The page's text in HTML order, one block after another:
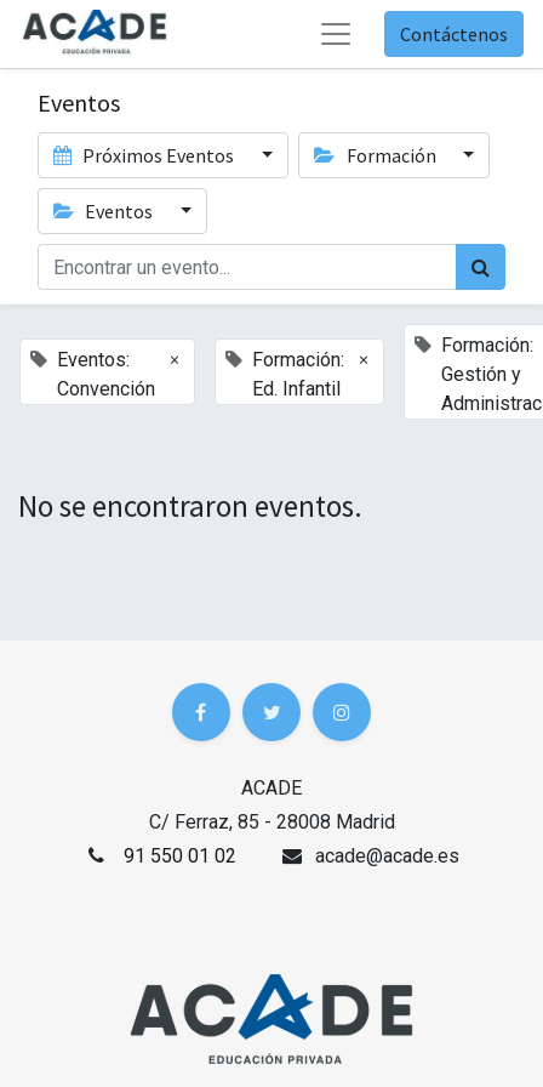
Contáctenos
Eventos
Próximos Eventos Formación
Eventos
Eventos:
Convención
×
Formación:
Ed. Infantil
×
Formación:
Gestión y
No se encontraron eventos.
ACADE
C/ Ferraz, 85 - 28008 Madrid
91 550 01 02
acade@acade.es